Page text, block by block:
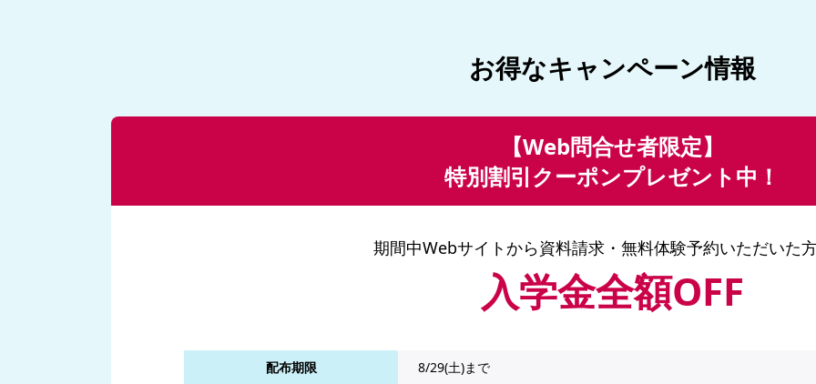
お得なキャンペーン情報
【Web問合せ者限定】
特別割引クーポンプレゼント中！
期間中Webサイトから資料請求・無料体験予約いただいた方
入学金全額OFF
配布期限 8/29(土)まで